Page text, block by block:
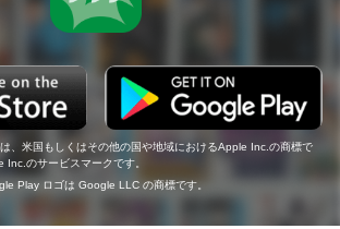
、米国もしくはその他の国や地域におけるApple Inc.の商標で
のサービスマークです。
Play ロゴは Google LLC の商標です。